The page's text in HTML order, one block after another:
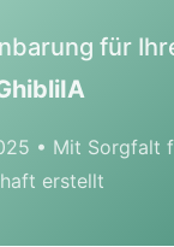
für
• Mit Sorgfalt
erstellt